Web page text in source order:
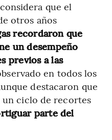
que el
otros años
recordaron que
un desempeño
previos a las
en todos los
destacaron que
un ciclo de recortes
parte del